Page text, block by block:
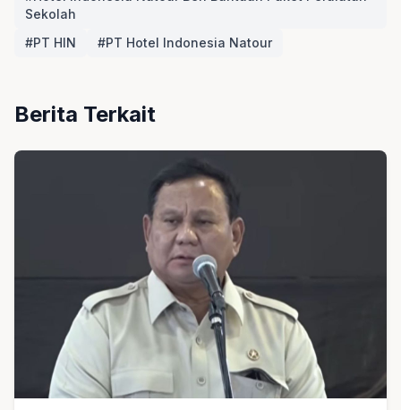
Sekolah
#PT HIN
#PT Hotel Indonesia Natour
Berita Terkait